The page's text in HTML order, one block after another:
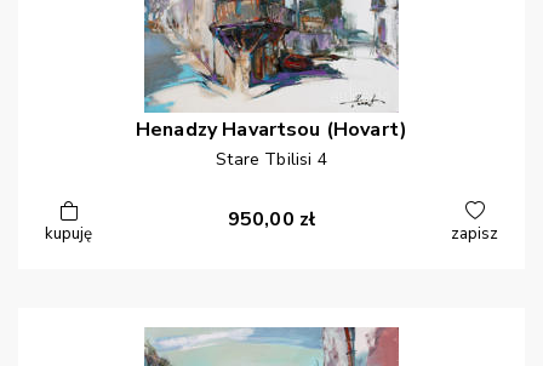
Henadzy Havartsou (Hovart)
Stare Tbilisi 4
kupuję
950,00 zł
zapisz